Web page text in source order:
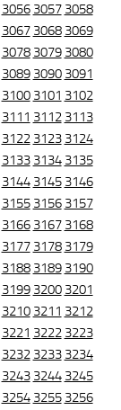
3056 3057 3058
3067 3068 3069
3078 3079 3080
3089 3090 3091
3100 3101 3102
3111 3112 3113
3122 3123 3124
3133 3134 3135
3144 3145 3146
3155 3156 3157
3166 3167 3168
3177 3178 3179
3188 3189 3190
3199 3200 3201
3210 3211 3212
3221 3222 3223
3232 3233 3234
3243 3244 3245
3254 3255 3256